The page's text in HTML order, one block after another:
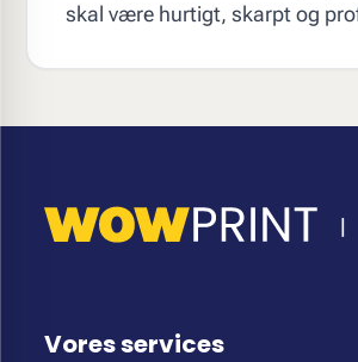
skal være hurtigt, skarpt og
Vores services